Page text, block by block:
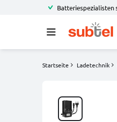
Batteriespezialisten
Startseite Ladetechnik